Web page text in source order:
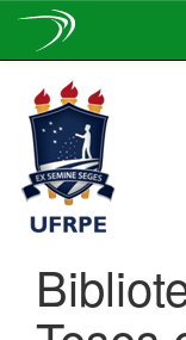
navigation